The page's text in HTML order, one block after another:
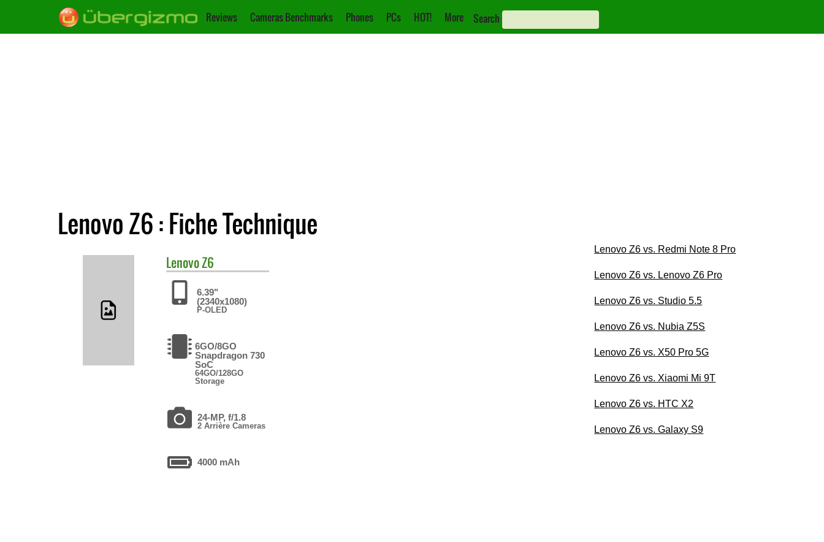
Reviews Cameras Benchmarks Phones PCs HOT! More Search
Lenovo Z6 : Fiche Technique
LenovoZ6
6.39"
(2340x1080)
P-OLED
6GO/8GO
Snapdragon 730
SoC
64GO/128GO
Storage
24-MP, f/1.8
2 Arrière Cameras
4000 mAh
Lenovo Z6 vs. Redmi Note 8 Pro
Lenovo Z6 vs. Lenovo Z6 Pro
Lenovo Z6 vs. Studio 5.5
Lenovo Z6 vs. Nubia Z5S
Lenovo Z6 vs. X50 Pro 5G
Lenovo Z6 vs. Xiaomi Mi 9T
Lenovo Z6 vs. HTC X2
Lenovo Z6 vs. Galaxy S9